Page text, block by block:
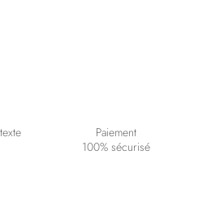
Paiement
100% sécurisé